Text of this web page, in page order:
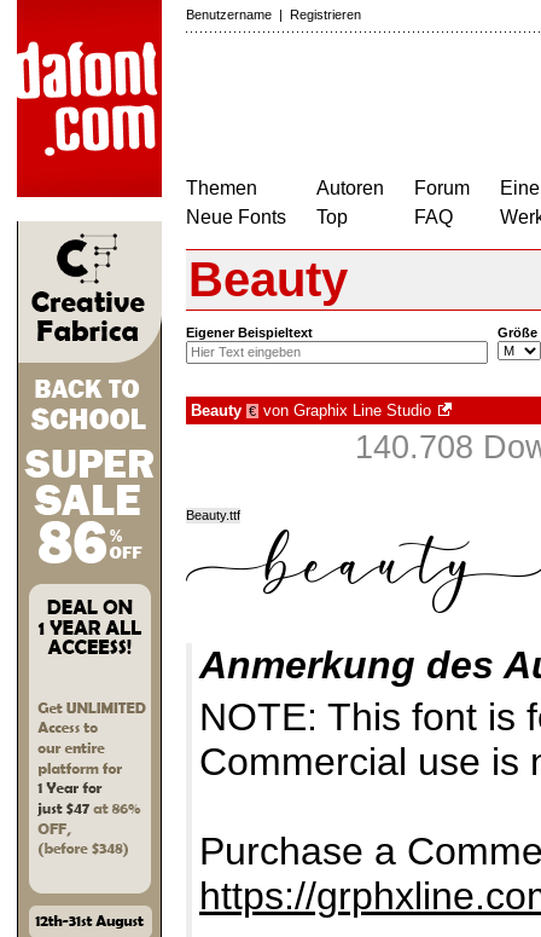
Benutzername | Registrieren
Themen
Neue Fonts
Autoren
Top
Forum
FAQ
Beauty
Eigener Beispieltext Größe
Beauty € von Graphix Line Studio
140.708
Beauty.ttf
Anmerkung des
NOTE: This font is
Commercial use is
Purchase a
https://